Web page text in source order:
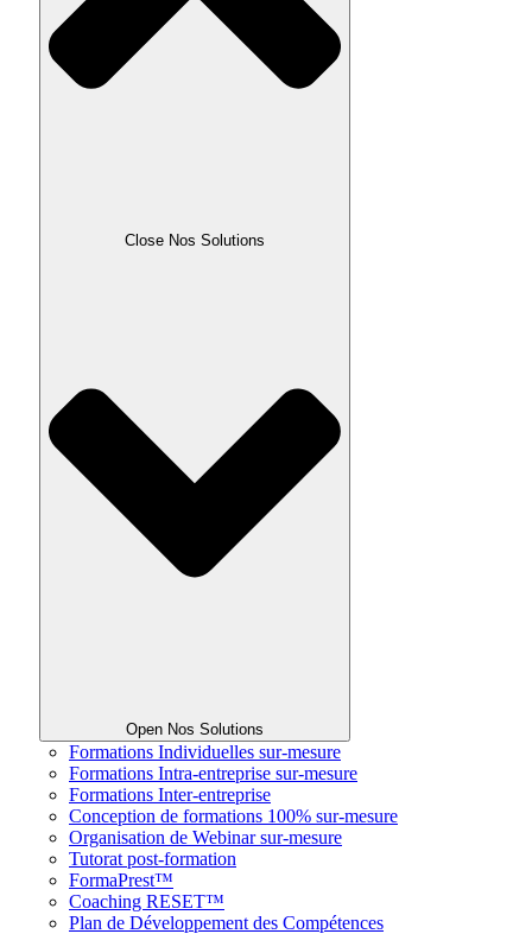
Close Nos Solutions
Open Nos Solutions
Formations Individuelles sur-mesure
Formations Intra-entreprise sur-mesure
Formations Inter-entreprise
Conception de formations 100% sur-mesure
Organisation de Webinar sur-mesure
Tutorat post-formation
FormaPrest™
Coaching RESET™
Plan de Développement des Compétences